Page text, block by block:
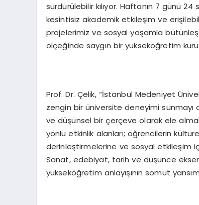
sürdürülebilir kılıyor. Haftanın 7 günü
kesintisiz akademik etkileşim ve
projelerimiz ve sosyal yaşamla
ölçeğinde saygın bir yükseköğretim
Prof. Dr. Çelik, “İstanbul Medeniyet
zengin bir üniversite deneyimi sunmayı
ve düşünsel bir çerçeve olarak ele
yönlü etkinlik alanları; öğrencilerin
derinleştirmelerine ve sosyal etkileşim
Sanat, edebiyat, tarih ve düşünce
yükseköğretim anlayışının somut